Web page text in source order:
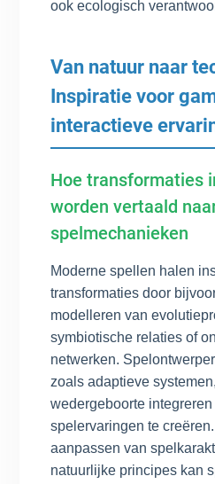
ook ecologisch
Van natuur naar
Inspiratie voor
interactieve
Hoe transformaties
worden vertaald
spelmechanieken
Moderne spellen halen
transformaties door
modelleren van
symbiotische relaties of
netwerken.
zoals adaptieve
wedergeboorte
spelervaringen te
aanpassen van
natuurlijke principes kan